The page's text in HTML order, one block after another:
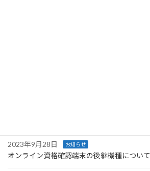
2023年9月28日 お知らせ
オンライン資格確認端末の後継機種について